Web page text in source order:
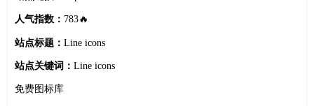
人气指数： 783🔥
站点标题： Line icons
站点关键词： Line icons
免费图标库